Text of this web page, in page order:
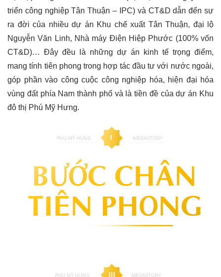
triển công nghiệp Tân Thuận – IPC) và CT&D dẫn đến sự
ra đời của nhiều dự án Khu chế xuất Tân Thuận, đại lộ
Nguyễn Văn Linh, Nhà máy Điện Hiệp Phước (100% vốn
CT&D)… Đây đều là những dự án kinh tế trọng điểm,
mang tính tiên phong trong hợp tác đầu tư với nước ngoài,
góp phần vào công cuộc công nghiệp hóa, hiện đại hóa
vùng đất phía Nam thành phố và là tiền đề của dự án Khu
đô thị Phú Mỹ Hưng.